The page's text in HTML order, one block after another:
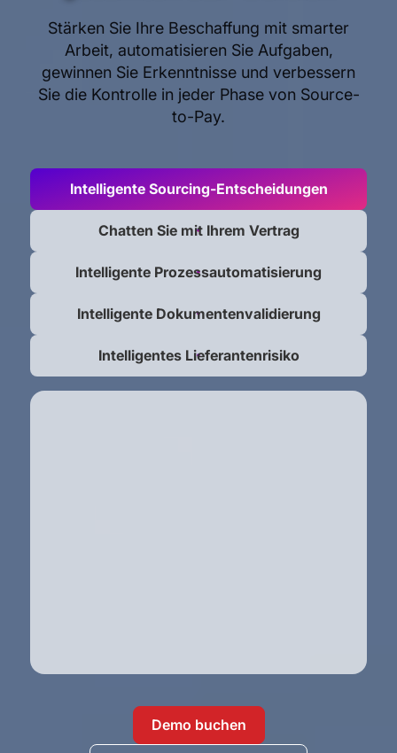
Stärken Sie Ihre Beschaffung mit smarter
Arbeit, automatisieren Sie Aufgaben,
gewinnen Sie Erkenntnisse und verbessern
Sie die Kontrolle in jeder Phase von Source-
to-Pay.
Intelligente Sourcing-Entscheidungen
Chatten Sie mit Ihrem Vertrag
Intelligente Prozessautomatisierung
Intelligente Dokumentenvalidierung
Intelligentes Lieferantenrisiko
Demo buchen